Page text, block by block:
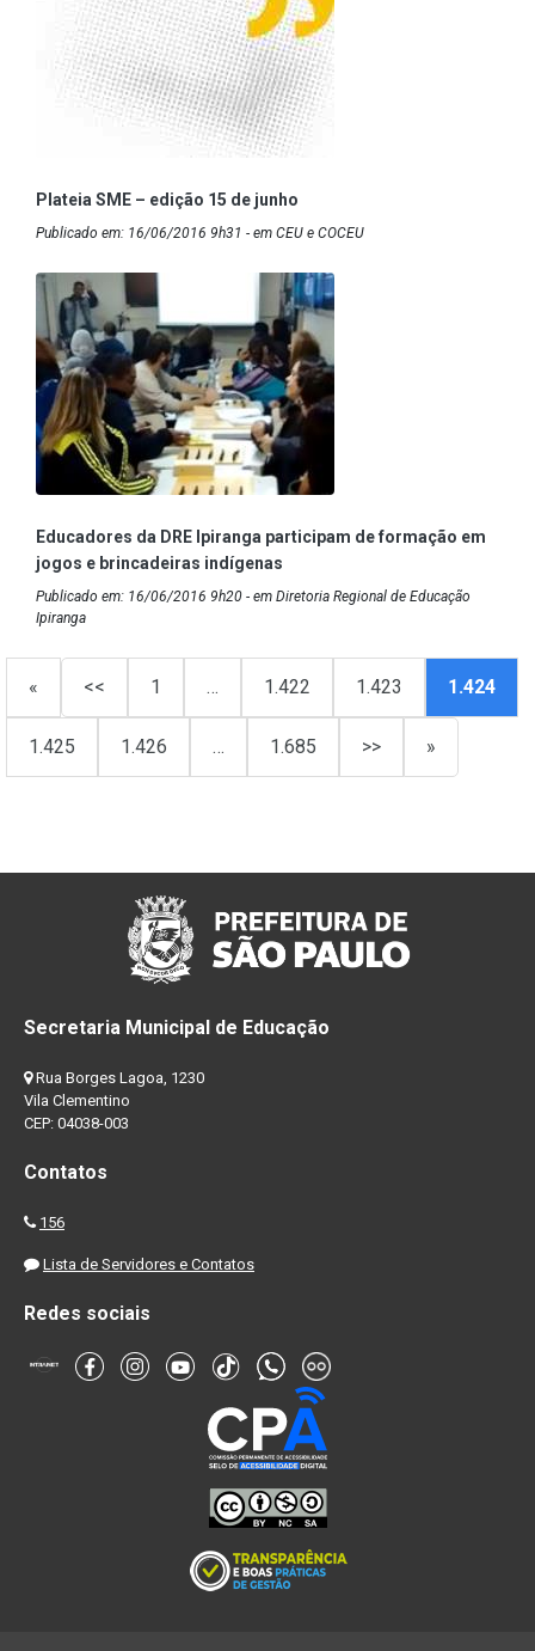
Plateia SME – edição 15 de junho
Publicado em: 16/06/2016 9h31 - em CEU e COCEU
Educadores da DRE Ipiranga participam de formação em
jogos e brincadeiras indígenas
Publicado em: 16/06/2016 9h20 - em Diretoria Regional de Educação
Ipiranga
« << 1 … 1.422 1.423 1.424
1.425 1.426 … 1.685 >> »
Secretaria Municipal de Educação
Rua Borges Lagoa, 1230
Vila Clementino
CEP: 04038-003
Contatos
156
Lista de Servidores e Contatos
Redes sociais